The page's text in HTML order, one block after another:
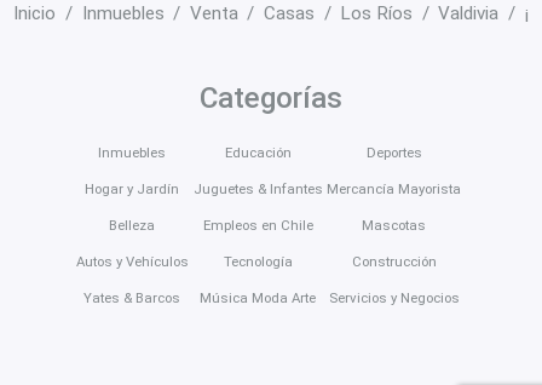
Inicio Inmuebles Venta Casas Los Ríos Valdivia
Categorías
Inmuebles
Hogar y Jardín
Belleza
Autos y Vehículos
Yates & Barcos
Educación
Juguetes & Infantes
Empleos en Chile
Tecnología
Música Moda Arte
Deportes
Mercancía Mayorista
Mascotas
Construcción
Servicios y Negocios